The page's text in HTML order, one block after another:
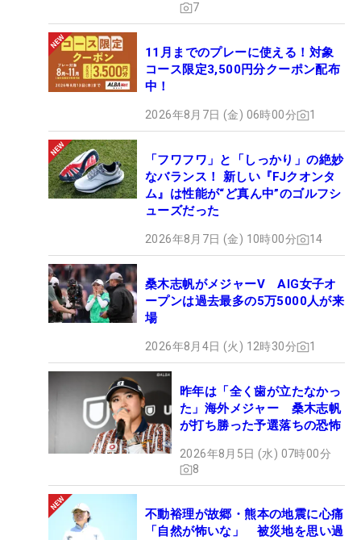
7
11月までのプレーに使える！対象
コース限定3,500円分クーポン配布
中！
2026年8月7日 (金) 06時00分 1
「フワフワ」と「しっかり」の絶妙
なバランス！ 新しい『FJクオンタ
ム』は性能が“ど真ん中”のゴルフシ
ューズだった
2026年8月7日 (金) 10時00分 14
桑木志帆がメジャーV AIG女子オ
ープンは過去最多の5万5000人が来
場
2026年8月4日 (火) 12時30分 1
昨年は「全く歯が立たなかっ
た」海外メジャー 桑木志帆
が打ち勝った予選落ちの恐怖
2026年8月5日 (水) 07時00分
8
不動裕理が故郷・熊本の地震に心痛
「自然が怖いな」 被災地を思い過